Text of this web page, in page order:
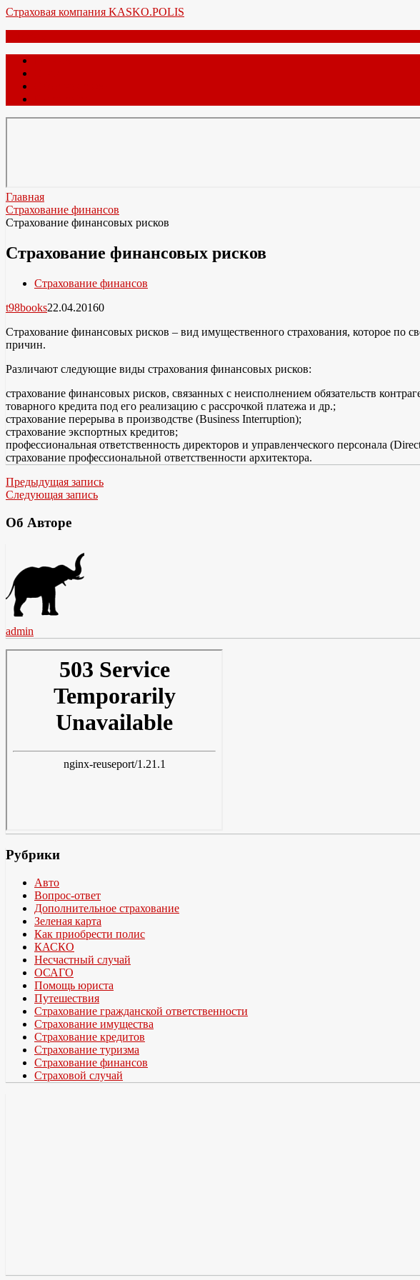
Перейти
Страховая компания KASKO.POLIS
Главная
Страхование финансов
Страхование финансовых рисков
Страхование финансовых рисков
Страхование финансов
t98books22.04.20160
Страхование финансовых рисков – вид имущественного страхования, которое по
причин.
Различают следующие виды страхования финансовых рисков:
страхование финансовых рисков, связанных с неисполнением обязательств
товарного кредита под его реализацию с рассрочкой платежа и др.;
страхование перерыва в производстве (Business Interruption);
страхование экспортных кредитов;
профессиональная ответственность директоров и управленческого персонала
страхование профессиональной ответственности архитектора.
Предыдущая запись
Следующая запись
Об Авторе
admin
Рубрики
Авто
Вопрос-ответ
Дополнительное страхование
Зеленая карта
Как приобрести полис
КАСКО
Несчастный случай
ОСАГО
Помощь юриста
Путешествия
Страхование гражданской ответственности
Страхование имущества
Страхование кредитов
Страхование туризма
Страхование финансов
Страховой случай